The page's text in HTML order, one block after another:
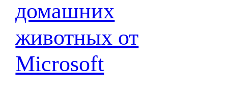
домашних
животных от
Microsoft